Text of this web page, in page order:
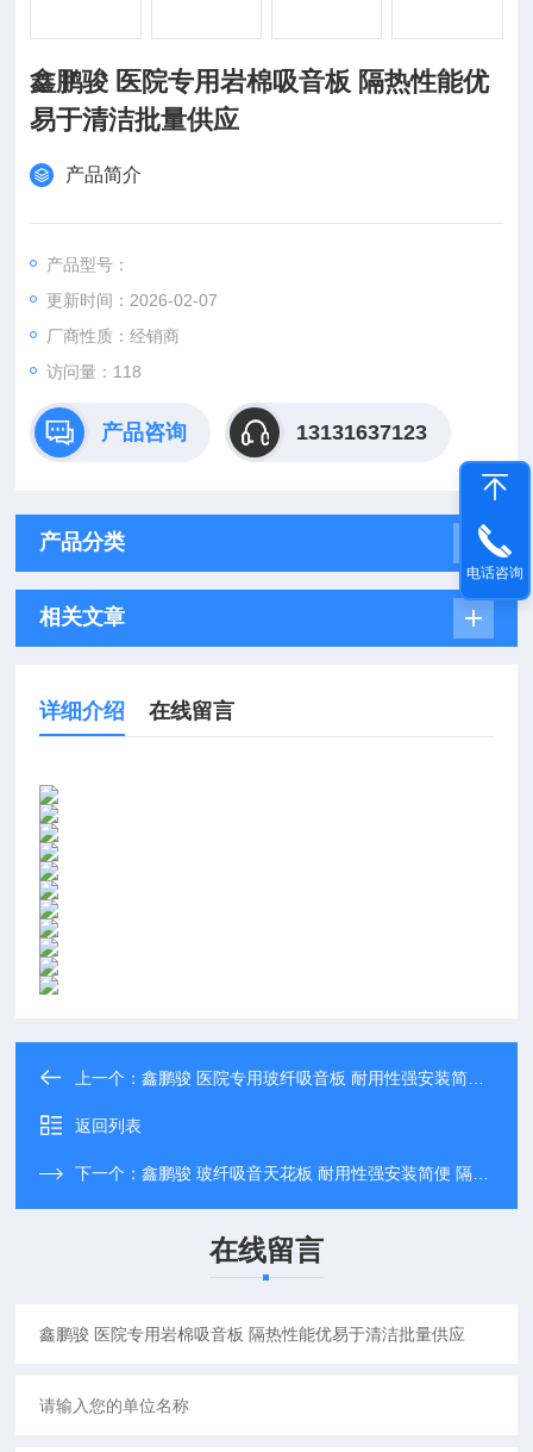
鑫鹏骏 医院专用岩棉吸音板 隔热性能优
易于清洁批量供应
产品简介
产品型号：
更新时间：2026-02-07
厂商性质：经销商
访问量：118
产品咨询 13131637123
产品分类
相关文章
详细介绍 在线留言
上一个：鑫鹏骏 医院专用玻纤吸音板 耐用性强安装简便 隔热保温 大量现货
返回列表
下一个：鑫鹏骏 玻纤吸音天花板 耐用性强安装简便 隔热性能优 可定制
在线留言
电话咨询